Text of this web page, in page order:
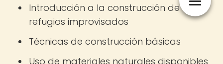
Introducción a la construcción de
refugios improvisados
Técnicas de construcción básicas
Uso de materiales naturales disponibles